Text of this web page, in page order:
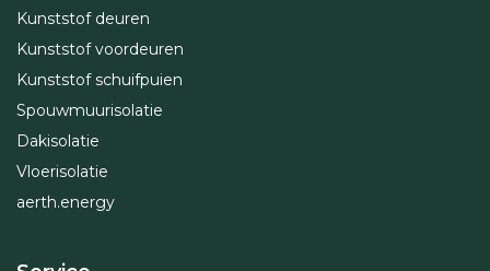
Kunststof deuren
Kunststof voordeuren
Kunststof schuifpuien
Spouwmuurisolatie
Dakisolatie
Vloerisolatie
aerth.energy